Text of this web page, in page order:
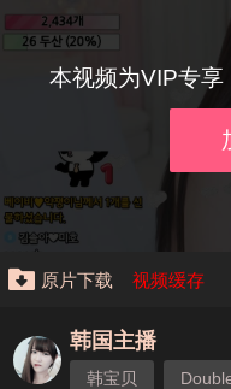
本视频为VIP专享
原片下载 视频缓存
韩国主播
韩宝贝